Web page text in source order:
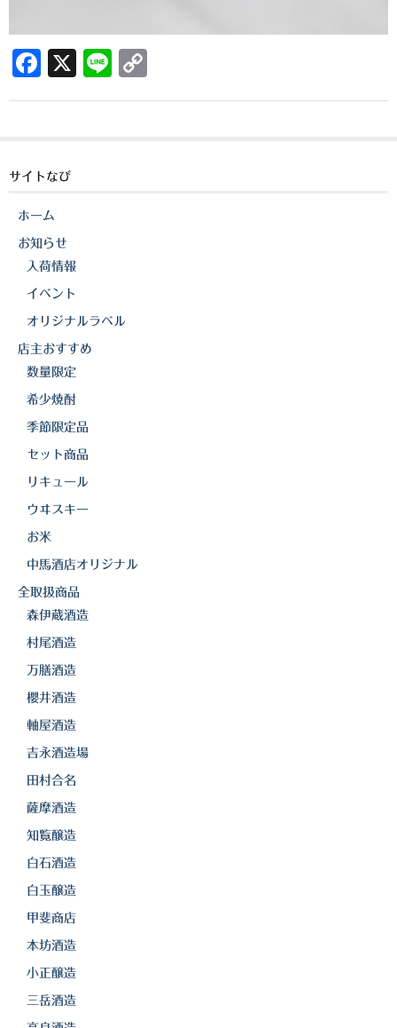
知覧醸造
白石酒造
本坊酒造
小正醸造
三岳酒造
高良酒造
宮田本店
佐藤酒造
さつま無双
三和酒造
神川酒造
吹上焼酎
田崎酒造
三和酒類
京屋酒造
雲海酒造
特定商取引法の表記
お問合わせ
F
b
o
o
k
X
Li
サイトなび
ホーム
お知らせ
入荷情報
イベント
オリジナルラベル
店主おすすめ
数量限定
希少焼酎
季節限定品
セット商品
リキュール
ウヰスキー
お米
中馬酒店オリジナル
全取扱商品
森伊蔵酒造
村尾酒造
万膳酒造
櫻井酒造
軸屋酒造
吉永酒造場
田村合名
薩摩酒造
知覧醸造
白石酒造
白玉醸造
甲斐商店
本坊酒造
小正醸造
三岳酒造